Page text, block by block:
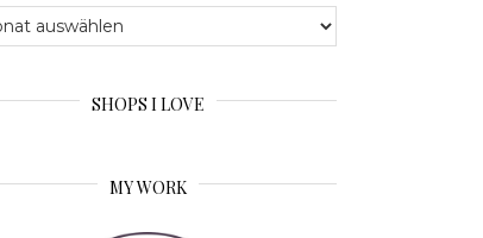
SHOPS I LOVE
MY WORK